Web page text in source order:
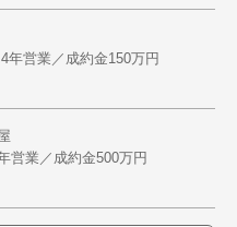
年営業／成約金150万円
営業／成約金500万円